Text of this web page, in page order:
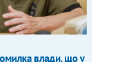
влади, що у